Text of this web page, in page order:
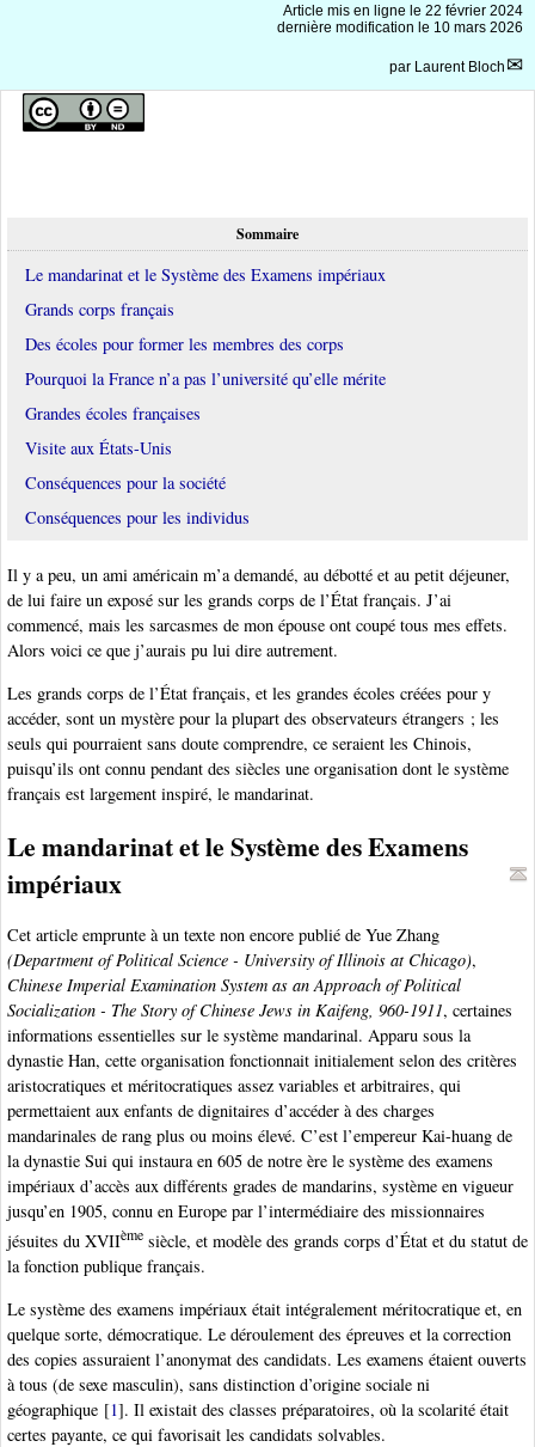
Article mis en ligne le 22 février 2024
dernière modification le 10 mars 2026
par Laurent Bloch
Sommaire
Le mandarinat et le Système des Examens impériaux
Grands corps français
Des écoles pour former les membres des corps
Pourquoi la France n’a pas l’université qu’elle mérite
Grandes écoles françaises
Visite aux États-Unis
Conséquences pour la société
Conséquences pour les individus
Il y a peu, un ami américain m’a demandé, au débotté et au petit déjeuner,
de lui faire un exposé sur les grands corps de l’État français. J’ai
commencé, mais les sarcasmes de mon épouse ont coupé tous mes effets.
Alors voici ce que j’aurais pu lui dire autrement.
Les grands corps de l’État français, et les grandes écoles créées pour y
accéder, sont un mystère pour la plupart des observateurs étrangers ; les
seuls qui pourraient sans doute comprendre, ce seraient les Chinois,
puisqu’ils ont connu pendant des siècles une organisation dont le système
français est largement inspiré, le mandarinat.
Le mandarinat et le Système des Examens
impériaux
Cet article emprunte à un texte non encore publié de Yue Zhang
(Department of Political Science - University of Illinois at Chicago),
Chinese Imperial Examination System as an Approach of Political
Socialization - The Story of Chinese Jews in Kaifeng, 960-1911, certaines
informations essentielles sur le système mandarinal. Apparu sous la
dynastie Han, cette organisation fonctionnait initialement selon des critères
aristocratiques et méritocratiques assez variables et arbitraires, qui
permettaient aux enfants de dignitaires d’accéder à des charges
mandarinales de rang plus ou moins élevé. C’est l’empereur Kai-huang de
la dynastie Sui qui instaura en 605 de notre ère le système des examens
impériaux d’accès aux différents grades de mandarins, système en vigueur
jusqu’en 1905, connu en Europe par l’intermédiaire des missionnaires
jésuites du XVIIème siècle, et modèle des grands corps d’État et du statut de
la fonction publique français.
Le système des examens impériaux était intégralement méritocratique et, en
quelque sorte, démocratique. Le déroulement des épreuves et la correction
des copies assuraient l’anonymat des candidats. Les examens étaient ouverts
à tous (de sexe masculin), sans distinction d’origine sociale ni
géographique [1]. Il existait des classes préparatoires, où la scolarité était
certes payante, ce qui favorisait les candidats solvables.